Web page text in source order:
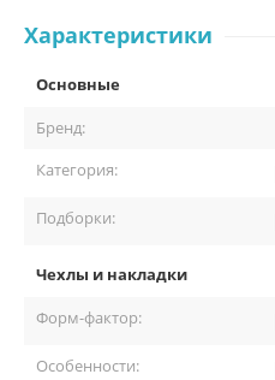
Характеристики
Основные
Бренд:
Категория:
Подборки:
Чехлы и накладки
Форм-фактор:
Особенности: